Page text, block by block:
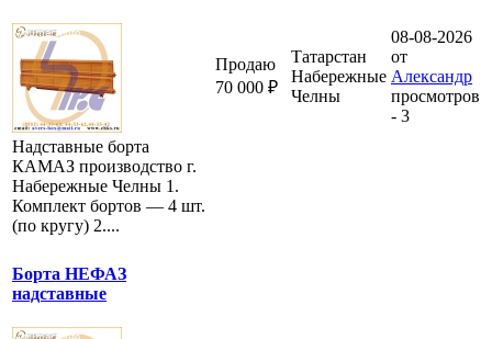
Надставные борта
КАМАЗ производство г.
Набережные Челны 1.
Комплект бортов — 4 шт.
(по кругу) 2....
Продаю
70 000 ₽
Татарстан
Набережные
Челны
08-08-2026
от
Александр
просмотров
- 3
Борта НЕФАЗ
надставные